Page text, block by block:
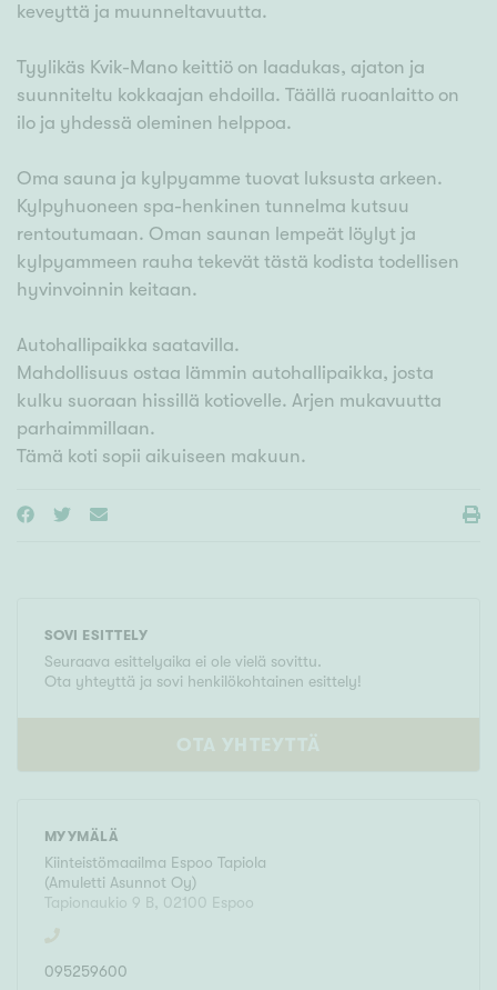
keveyttä ja muunneltavuutta.
Tyylikäs Kvik-Mano keittiö on laadukas, ajaton ja
suunniteltu kokkaajan ehdoilla. Täällä ruoanlaitto on
ilo ja yhdessä oleminen helppoa.
Oma sauna ja kylpyamme tuovat luksusta arkeen.
Kylpyhuoneen spa-henkinen tunnelma kutsuu
rentoutumaan. Oman saunan lempeät löylyt ja
kylpyammeen rauha tekevät tästä kodista todellisen
hyvinvoinnin keitaan.
Autohallipaikka saatavilla.
Mahdollisuus ostaa lämmin autohallipaikka, josta
kulku suoraan hissillä kotiovelle. Arjen mukavuutta
parhaimmillaan.
Tämä koti sopii aikuiseen makuun.
SOVI ESITTELY
Seuraava esittelyaika ei ole vielä sovittu.
Ota yhteyttä ja sovi henkilökohtainen esittely!
OTA YHTEYTTÄ
MYYMÄLÄ
Kiinteistömaailma Espoo Tapiola
(Amuletti Asunnot Oy)
Tapionaukio 9 B, 02100 Espoo
095259600